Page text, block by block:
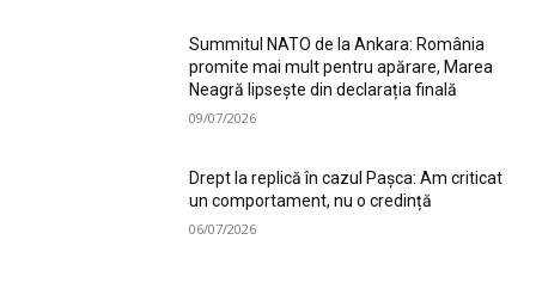
Summitul NATO de la Ankara: România
promite mai mult pentru apărare, Marea
Neagră lipsește din declarația finală
09/07/2026
Drept la replică în cazul Pașca: Am criticat
un comportament, nu o credință
06/07/2026